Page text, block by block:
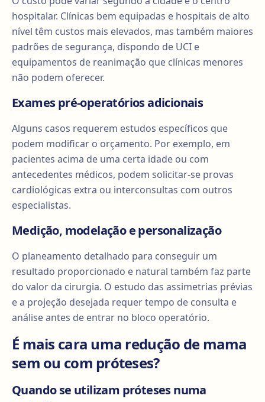
hospitalar. Clínicas bem equipadas e hospitais de alto
nível têm custos mais elevados, mas também maiores
padrões de segurança, dispondo de UCI e
equipamentos de reanimação que clínicas menores
não podem oferecer.
Exames pré-operatórios adicionais
Alguns casos requerem estudos específicos que
podem modificar o orçamento. Por exemplo, em
pacientes acima de uma certa idade ou com
antecedentes médicos, podem solicitar-se provas
cardiológicas extra ou interconsultas com outros
especialistas.
Medição, modelação e personalização
O planeamento detalhado para conseguir um
resultado proporcionado e natural também faz parte
do valor da cirurgia. O estudo das assimetrias prévias
e a projeção desejada requer tempo de consulta e
análise antes de entrar no bloco operatório.
É mais cara uma redução de mama
sem ou com próteses?
Quando se utilizam próteses numa